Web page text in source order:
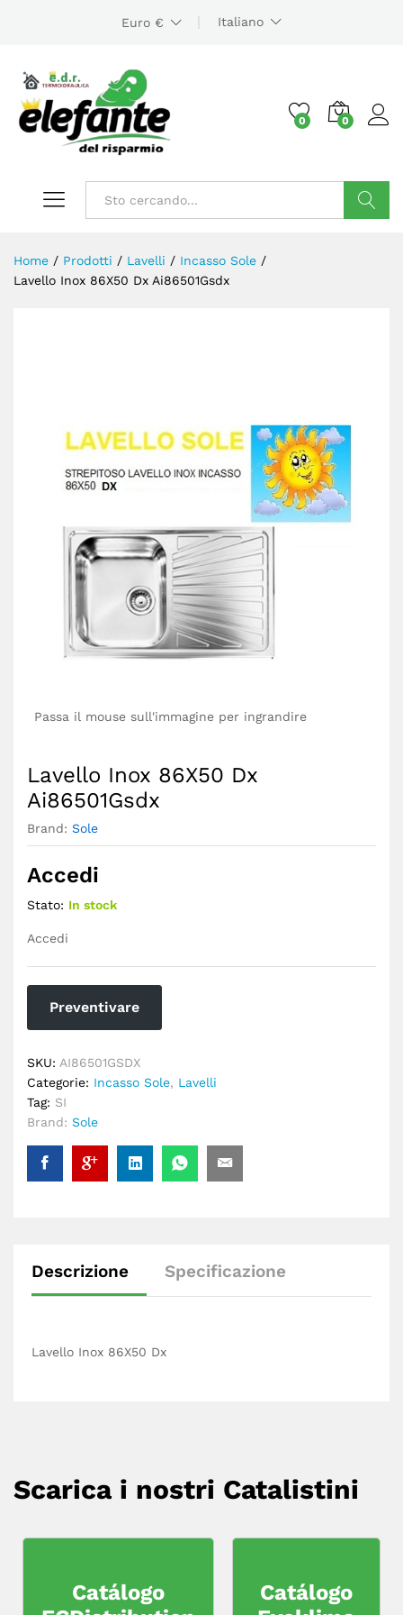
Euro € Italiano
0 0
Home / Prodotti / Lavelli / Incasso Sole /
Lavello Inox 86X50 Dx Ai86501Gsdx
Passa il mouse sull'immagine per ingrandire
Lavello Inox 86X50 Dx
Ai86501Gsdx
Brand: Sole
Accedi
Stato: In stock
Accedi
Preventivare
SKU: AI86501GSDX
Categorie: Incasso Sole, Lavelli
Tag: SI
Brand: Sole
Descrizione Specificazione
Lavello Inox 86X50 Dx
Scarica i nostri Catalistini
Catálogo
Catálogo